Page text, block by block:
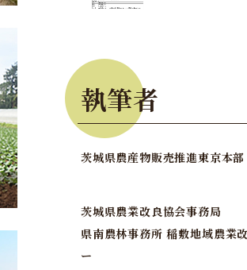
執筆者
茨城県農産物販売推進東京本部
茨城県農業改良協会事務局
県南農林事務所 稲敷地域農業
ー